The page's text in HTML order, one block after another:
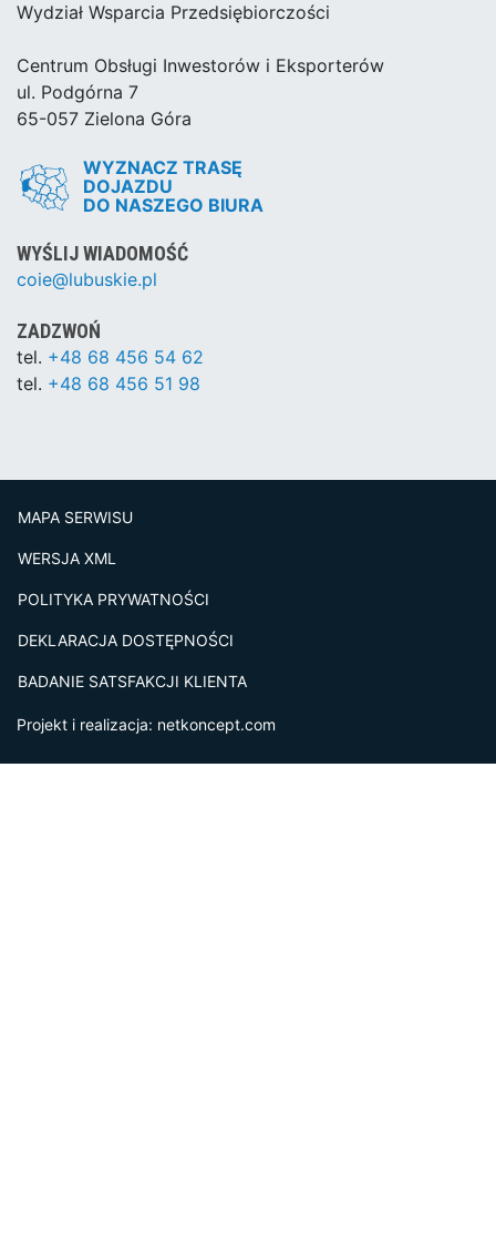
Wydział Wsparcia Przedsiębiorczości
Centrum Obsługi Inwestorów i Eksporterów
ul. Podgórna 7
65-057 Zielona Góra
WYZNACZ TRASĘ
DOJAZDU
DO NASZEGO BIURA
WYŚLIJ WIADOMOŚĆ
coie@lubuskie.pl
ZADZWOŃ
tel. +48 68 456 54 62
tel. +48 68 456 51 98
MAPA SERWISU
WERSJA XML
POLITYKA PRYWATNOŚCI
DEKLARACJA DOSTĘPNOŚCI
BADANIE SATSFAKCJI KLIENTA
Projekt i realizacja: netkoncept.com